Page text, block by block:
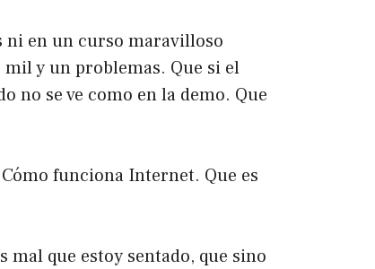
ni en un curso maravilloso
y un problemas. Que si el
no se ve como en la demo. Que
funciona Internet. Que es
mal que estoy sentado, que sino